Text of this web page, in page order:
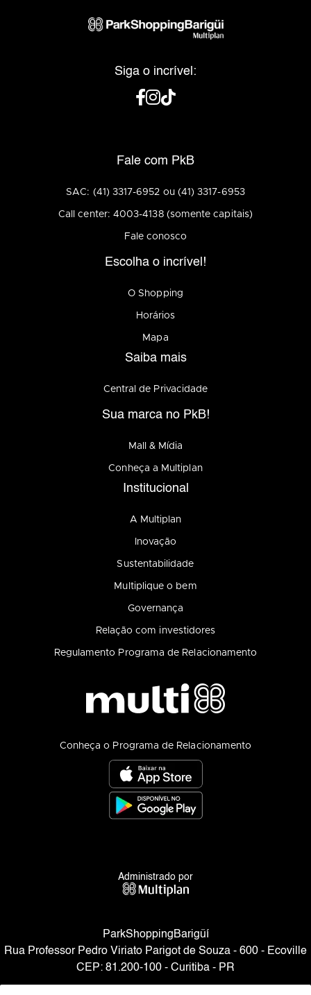
Siga o incrível:
Fale com PkB
SAC: (41) 3317-6952 ou (41) 3317-6953
Call center: 4003-4138 (somente capitais)
Fale conosco
Escolha o incrível!
O Shopping
Horários
Mapa
Saiba mais
Central de Privacidade
Sua marca no PkB!
Mall & Mídia
Conheça a Multiplan
Institucional
A Multiplan
Inovação
Sustentabilidade
Multiplique o bem
Governança
Relação com investidores
Regulamento Programa de Relacionamento
Conheça o Programa de Relacionamento
Administrado por
ParkShoppingBarigüí
Rua Professor Pedro Viriato Parigot de Souza - 600 - Ecoville
CEP: 81.200-100 - Curitiba - PR